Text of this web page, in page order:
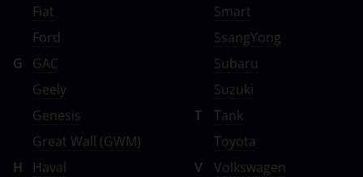
Fiat
Ford
G
GAC
Geely
Genesis
Great Wall (GWM)
H
Haval
Smart
SsangYong
Subaru
Suzuki
T
Tank
Toyota
V
Volkswagen